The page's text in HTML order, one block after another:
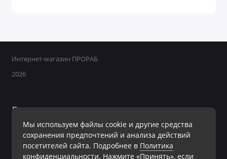
Мы используем файлы cookie и другие средства
сохранения предпочтений и анализа действий
посетителей сайта. Подробнее в Политика
конфиденциальности. Нажмите «Принять», если
Интернет-магазин ПРОРАБ
2026
Поддержка
+7 950 800-40-09
Ежедневно с 8:00 до 19:00 Без перерывов и выходных